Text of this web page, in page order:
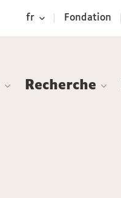
fr Fondation
Recherche